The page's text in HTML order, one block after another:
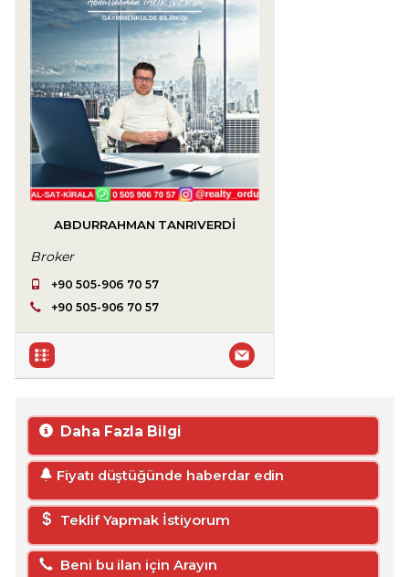
ABDURRAHMAN TANRIVERDİ
Broker
+90 505-906 70 57
+90 505-906 70 57
Daha Fazla Bilgi
Fiyatı düştüğünde haberdar edin
Teklif Yapmak İstiyorum
Beni bu ilan için Arayın